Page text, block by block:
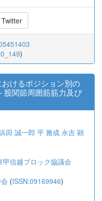
Twitter
)
けるポジション別の
関節周囲筋筋力及び
田 誠一郎 平 雅成 永吉 顕
信越ブロック協議会
(ISSN:09169946)